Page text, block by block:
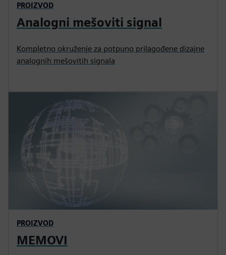
PROIZVOD
Analogni mešoviti signal
Kompletno okruženje za potpuno prilagođene dizajne
analognih mešovitih signala
PROIZVOD
MEMOVI